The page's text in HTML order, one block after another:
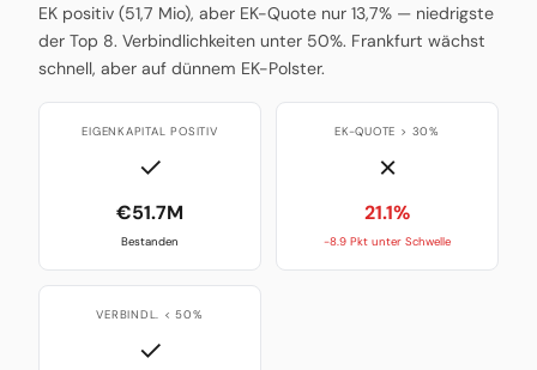
EK positiv (51,7 Mio), aber EK-Quote nur 13,7% — niedrigste
der Top 8. Verbindlichkeiten unter 50%. Frankfurt wächst
schnell, aber auf dünnem EK-Polster.
EIGENKAPITAL POSITIV
✓
€51.7M
Bestanden
EK-QUOTE > 30%
✗
21.1%
-8.9 Pkt unter Schwelle
VERBINDL. < 50%
✓